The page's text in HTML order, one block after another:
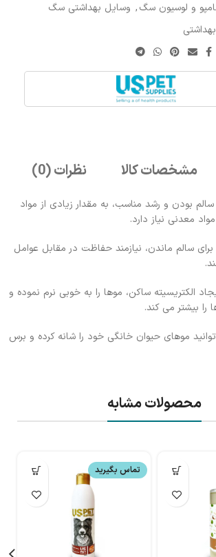
و لوسیون سگ, وسایل بهداشتی سگ
مشخصات کالا نظرات (0)
بودن و رشد مناسب، به مقدار زيادی از مواد
معدنی نياز دارد.
برای سالم ماندن، نيازمند حفاظت در مقابل عوامل
الكتريسيته ساكن، موها را به خوبی نرم نموده و
بيشتر می كند.
توانيد موهای حيوان خانگی خود را شانه كرده و برس
محصولات مشابه
تماس بگیرید